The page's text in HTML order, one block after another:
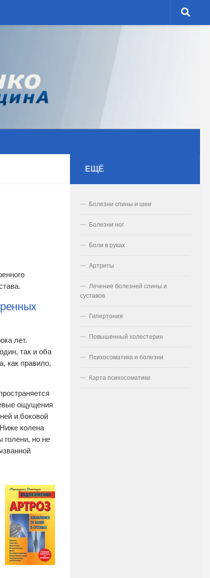
лет.
так и оба
как правило,
ощущения
и боковой
колена
голени, но не
ЕЩЁ
Болезни спины и шеи
Болезни ног
Боли в руках
Артриты
Лечение болезней спины и
суставов
Гипертония
Повышенный холестерин
Психосоматика и болезни
Карта психосоматики